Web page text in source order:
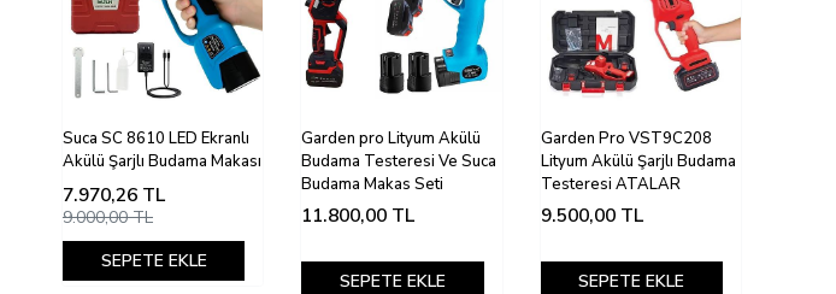
Suca SC 8610 LED Ekranlı
Akülü Şarjlı Budama Makası
7.970,26 TL
9.000,00 TL
SEPETE EKLE
Garden pro Lityum Akülü
Budama Testeresi Ve Suca
Budama Makas Seti
11.800,00 TL
SEPETE EKLE
Garden Pro VST9C208
Lityum Akülü Şarjlı Budama
Testeresi ATALAR
9.500,00 TL
SEPETE EKLE